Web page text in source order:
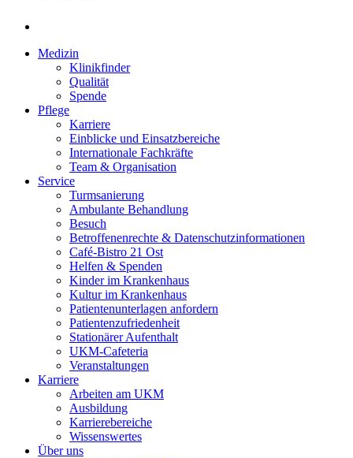
Medizin
Klinikfinder
Qualität
Spende
Pflege
Karriere
Einblicke und Einsatzbereiche
Internationale Fachkräfte
Team & Organisation
Service
Turmsanierung
Ambulante Behandlung
Besuch
Betroffenenrechte & Datenschutzinformationen
Café-Bistro 21 Ost
Helfen & Spenden
Kinder im Krankenhaus
Kultur im Krankenhaus
Patientenunterlagen anfordern
Patientenzufriedenheit
Stationärer Aufenthalt
UKM-Cafeteria
Veranstaltungen
Karriere
Arbeiten am UKM
Ausbildung
Karrierebereiche
Wissenswertes
Über uns